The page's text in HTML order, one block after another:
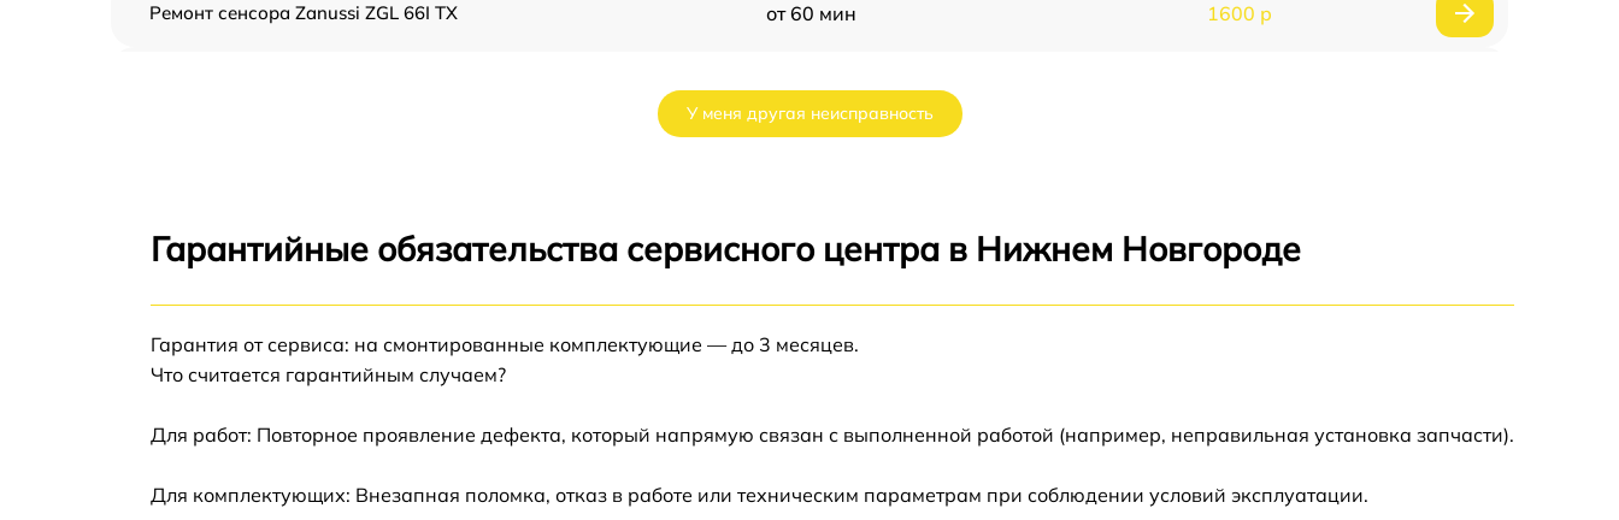
Ремонт сенсора Zanussi ZGL 66I TX от 60 мин 1600 р
Ремонт модуля управления Zanussi ZGL 66I
Замена сенсора Zanussi ZGL 66I TX от 60 мин
У меня другая неисправность
Гарантийные обязательства сервисного центра в Нижнем Новгороде
Гарантия от сервиса: на смонтированные комплектующие — до 3 месяцев.
Что считается гарантийным случаем?
Для работ: Повторное проявление дефекта, который напрямую связан с выполненной работой (например, неправильная установка запчасти).
Для комплектующих: Внезапная поломка, отказ в работе или техническим параметрам при соблюдении условий эксплуатации.